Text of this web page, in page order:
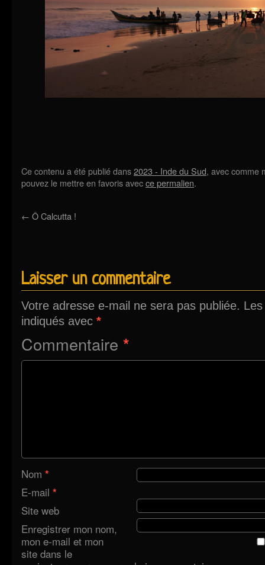
Ce contenu a été publié dans2023 - Inde du Sud, avec comme
pouvez le mettre en favoris avecce permalien.
← Ô Calcutta !
Laisser un commentaire
Votre adresse e-mail ne sera pas publiée.
indiqués avec *
Commentaire *
Nom *
E-mail *
Site web
Enregistrer mon nom,
mon e-mail et mon
site dans le